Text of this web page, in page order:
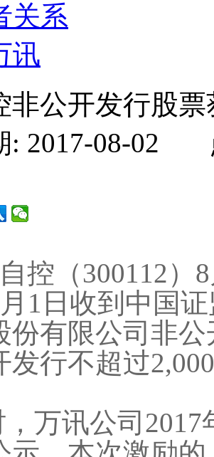
关系
讯
非公开发行股
: 2017-08-02
（300112）8
1日收到中国
份有限公司非
发行不超过
讯公司2017